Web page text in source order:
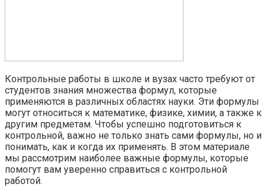
Контрольные работы в школе и вузах часто требуют от
студентов знания множества формул, которые
применяются в различных областях науки. Эти формулы
могут относиться к математике, физике, химии, а также к
другим предметам. Чтобы успешно подготовиться к
контрольной, важно не только знать сами формулы, но и
понимать, как и когда их применять. В этом материале
мы рассмотрим наиболее важные формулы, которые
помогут вам уверенно справиться с контрольной
работой.